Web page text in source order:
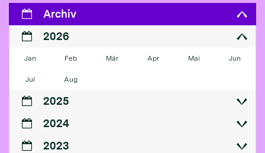
Archiv
2026
Jan Feb Mär Apr Mai Jun
Jul Aug
2025
2024
2023